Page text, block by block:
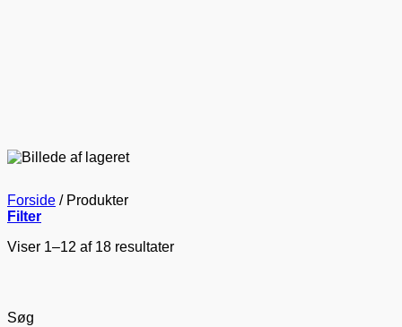
Forside /Produkter
Filter
Viser 1–12 af 18 resultater
Søg